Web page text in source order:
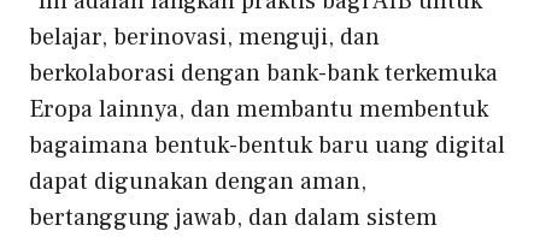
belajar, berinovasi, menguji, dan
berkolaborasi dengan bank-bank terkemuka
Eropa lainnya, dan membantu membentuk
bagaimana bentuk-bentuk baru uang digital
dapat digunakan dengan aman,
bertanggung jawab, dan dalam sistem